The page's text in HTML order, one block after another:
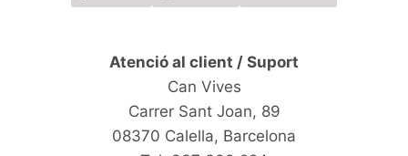
Atenció al client / Suport
Can Vives
Carrer Sant Joan, 89
08370 Calella, Barcelona